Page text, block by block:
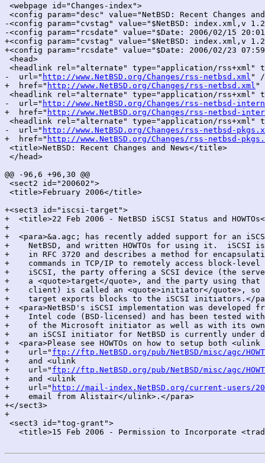
<webpage id="Changes-index">
<config param="desc" value="NetBSD: Recent Changes
-<config param="cvstag" value="$NetBSD: index.xml,v
-<config param="rcsdate" value="$Date: 2006/02/15
+<config param="cvstag" value="$NetBSD: index.xml,v
+<config param="rcsdate" value="$Date: 2006/02/23
<head>
<headlink rel="alternate" type="application/rss+xml"
-  url=" http://www.NetBSD.org/Changes/rss-netbsd.xml " /
+  href=" http://www.NetBSD.org/Changes/rss-netbsd.xml "
<headlink rel="alternate" type="application/rss+xml"
-  url=" http://www.NetBSD.org/Changes/rss-netbsd-
+  href=" http://www.NetBSD.org/Changes/rss-netbsd-
<headlink rel="alternate" type="application/rss+xml"
-  url=" http://www.NetBSD.org/Changes/rss-netbsd-
+  href=" http://www.NetBSD.org/Changes/rss-netbsd-
<title>NetBSD: Recent Changes and News</title>
</head>
@@ -96,6 +96,30 @@
<sect2 id="200602">
<title>February 2006</title>
+<sect3 id="iscsi-target">
+  <title>22 Feb 2006 - NetBSD iSCSI Status and
+
+  <para>&a.agc; has recently added support for an
+    NetBSD, and written HOWTOs for using it.  iSCSI
+    in RFC 3720 and describes a method for
+    commands in TCP/IP to remotely access block-
+    iSCSI, the party offering a SCSI device (the
+    a <quote>target</quote>, and the party using that
+    client) is called an <quote>initiator</quote>, so
+    target exports blocks to the iSCSI initiators.</
+  <para>NetBSD's iSCSI implementation was developed
+    Intel code (BSD-licensed) and has been tested
+    of the Microsoft initiator as well as with its own
+    an iSCSI initiator for NetBSD is currently under
+  <para>Please see HOWTOs on how to setup both <ulink
+    url=" ftp://ftp.NetBSD.org/pub/NetBSD/misc/agc/
+    and <ulink
+    url=" ftp://ftp.NetBSD.org/pub/NetBSD/misc/agc/
+    and <ulink
+    url=" http://mail-index.NetBSD.org/current-users/
+    email from Alistair</ulink>.</para>
+</sect3>
+
<sect3 id="tog-grant">
<title>15 Feb 2006 - Permission to Incorporate